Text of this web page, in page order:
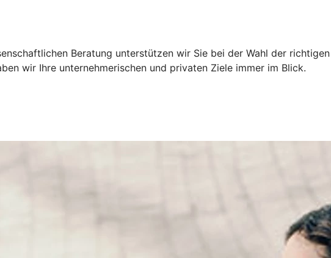
Beratung unterstützen wir Sie bei der Wahl der richtigen
wir Ihre unternehmerischen und privaten Ziele immer im Blick.